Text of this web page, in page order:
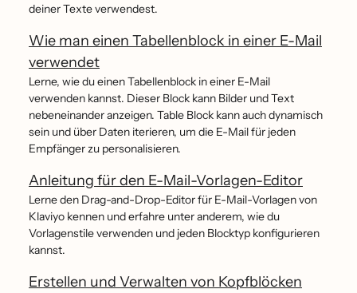
deiner Texte verwendest.
Wie man einen Tabellenblock in einer E-Mail
verwendet
Lerne, wie du einen Tabellenblock in einer E-Mail
verwenden kannst. Dieser Block kann Bilder und Text
nebeneinander anzeigen. Table Block kann auch dynamisch
sein und über Daten iterieren, um die E-Mail für jeden
Empfänger zu personalisieren.
Anleitung für den E-Mail-Vorlagen-Editor
Lerne den Drag-and-Drop-Editor für E-Mail-Vorlagen von
Klaviyo kennen und erfahre unter anderem, wie du
Vorlagenstile verwenden und jeden Blocktyp konfigurieren
kannst.
Erstellen und Verwalten von Kopfblöcken